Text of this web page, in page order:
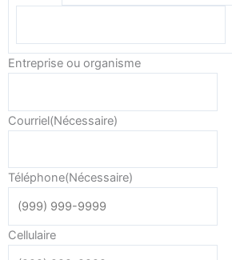
Entreprise ou organisme
Courriel(Nécessaire)
Téléphone(Nécessaire)
Cellulaire